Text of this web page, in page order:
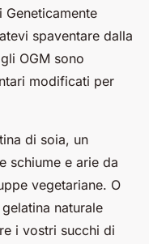
Geneticamente
spaventare dalla
OGM sono
modificati per
di soia, un
schiume e arie da
vegetariane. O
naturale
i vostri succhi di